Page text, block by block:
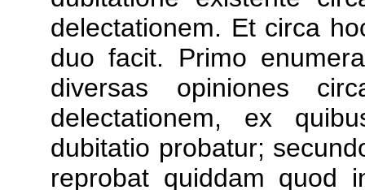
delectationem. Et circa
duo facit. Primo
diversas opiniones
delectationem, ex
dubitatio probatur;
reprobat quiddam quod